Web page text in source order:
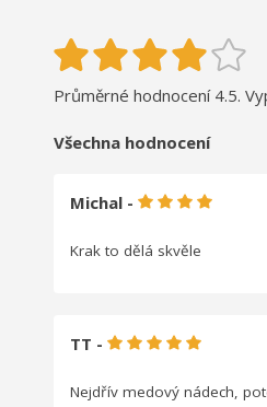
Průměrné hodnocení 4.5.
Všechna hodnocení
Michal -
Krak to dělá skvěle
TT -
Nejdřív medový nádech,